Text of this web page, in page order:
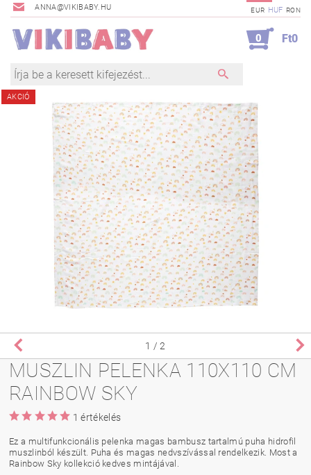
ANNA@VIKIBABY.HU EUR HUF RON
0 Ft0
AKCIÓ
1 / 2
MUSZLIN PELENKA 110X110 CM
RAINBOW SKY
1 értékelés
Ez a multifunkcionális pelenka magas bambusz tartalmú puha hidrofil
muszlinból készült. Puha és magas nedvszívással rendelkezik. Most a
Rainbow Sky kollekció kedves mintájával.